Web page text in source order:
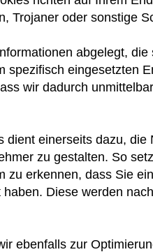
Trojaner oder sonstige
abgelegt, die
spezifisch eingesetzten
wir dadurch
dient einerseits dazu, die
zu gestalten. So
zu erkennen, dass Sie
Diese werden
ebenfalls zur